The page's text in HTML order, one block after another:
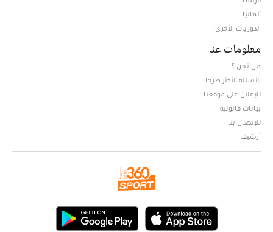
ألمانيا
الدوريات الأخرى
معلومات عنا
من نحن ؟
الأسئلة الأكثر طرحا
للإعلان على موقعنا
بيانات قانونية
للإتصال بنا
أرشيف